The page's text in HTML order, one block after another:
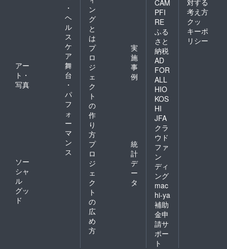
・
ヘ
ル
ス
ケ
ア
アー
ト・
写真
舞
台
・
パ
フ
ォ
ー
マ
ン
ス
ソー
シャ
ル
グッ
ド
ン
グ
と
は
プ
ロ
ジ
ェ
ク
ト
の
作
り
方
実
施
事
例
プ
ロ
ジ
ェ
ク
ト
の
広
め
方
統
計
デ
ー
タ
CAM
PFI
RE
ふる
さと
納税
AD
FOR
ALL
HIO
KOS
HI
JFA
クラ
ウド
ファ
ン
ディ
ング
mac
hi-ya
補助
金申
請サ
ポー
ト
対する
考え方
クッ
キーポ
リシー